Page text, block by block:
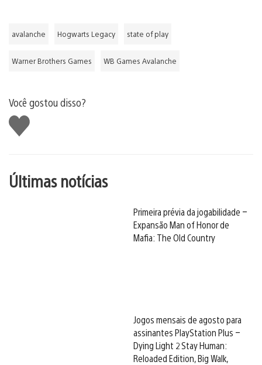
avalanche Hogwarts Legacy state of play
Warner Brothers Games WB Games Avalanche
Você gostou disso?
Curtir
Últimas notícias
Primeira prévia da jogabilidade –
Expansão Man of Honor de
Mafia: The Old Country
Jogos mensais de agosto para
assinantes PlayStation Plus –
Dying Light 2 Stay Human:
Reloaded Edition, Big Walk,